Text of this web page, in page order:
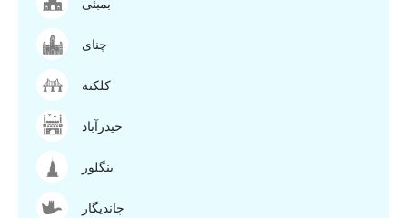
چنای
کلکته
حیدرآباد
بنگلور
چاندیگار